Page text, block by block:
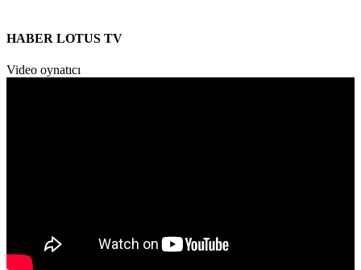
HABER LOTUS TV
Video oynatıcı